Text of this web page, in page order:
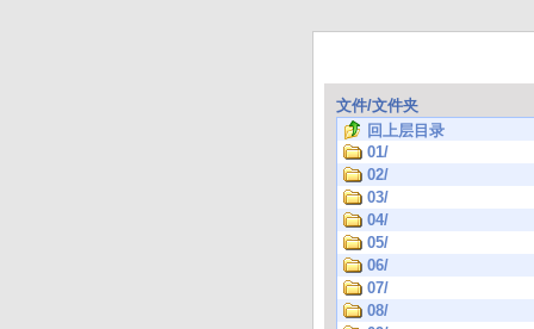
文件/文件夹
回上层目录
01/
02/
03/
04/
05/
06/
07/
08/